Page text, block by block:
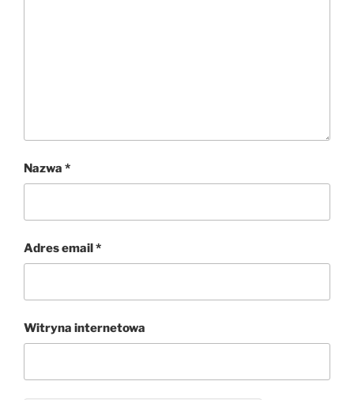
Nazwa *
Adres email*
Witryna internetowa